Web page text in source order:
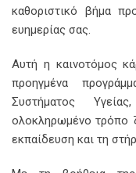
καθοριστικό βήμα
ευημερίας σας.
Αυτή η καινοτόμος
προηγμένα
Συστήματος
ολοκληρωμένο τρόπο
εκπαίδευση και τη